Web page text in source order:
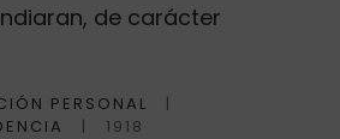
de carácter
PERSONAL
1918